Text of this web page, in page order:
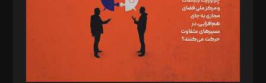
طراح یونیفرم: مجید توکلی
فیلمبرداری و عکاسی: امیر شفیعی، مانی لطفی زاده
گرافیک و صفحه‌آرایی: سید‌سبحان‌علی ثابت
مد‌یر توسعه تجاری: کامبیز برید‌
امور مالی: شاپور رهبری، محمد‌ کاظمی‌نیا